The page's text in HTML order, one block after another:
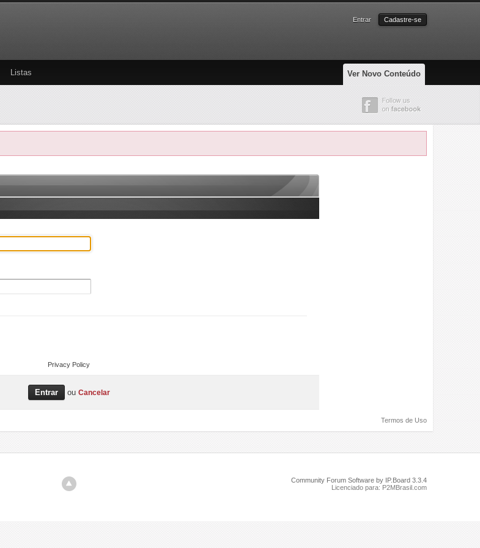
Entrar Cadastre-se
Ver Novo Conteúdo
Listas
Privacy Policy
ou Cancelar
Termos de Uso
Community Forum Software by IP.Board 3.3.4
Licenciado para: P2MBrasil.com